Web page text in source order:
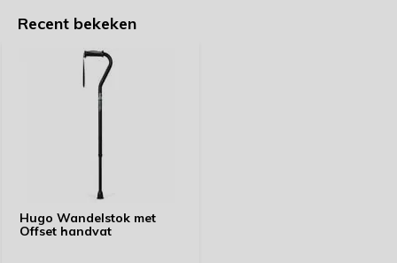
Recent bekeken
Hugo Wandelstok met
Offset handvat